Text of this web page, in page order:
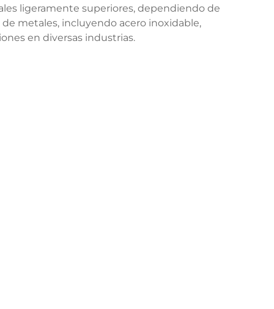
ligeramente superiores, dependiendo de
metales, incluyendo acero inoxidable,
en diversas industrias.